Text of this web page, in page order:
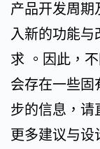
产品开发周期
入新的功能与
求 。因此，
会存在一些固
步的信息，请
更多建议与设